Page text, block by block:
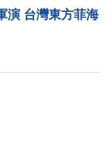
演 台灣東方菲海